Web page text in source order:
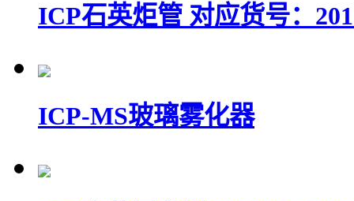
ICP石英炬管 对应货号：
ICP-MS玻璃雾化器